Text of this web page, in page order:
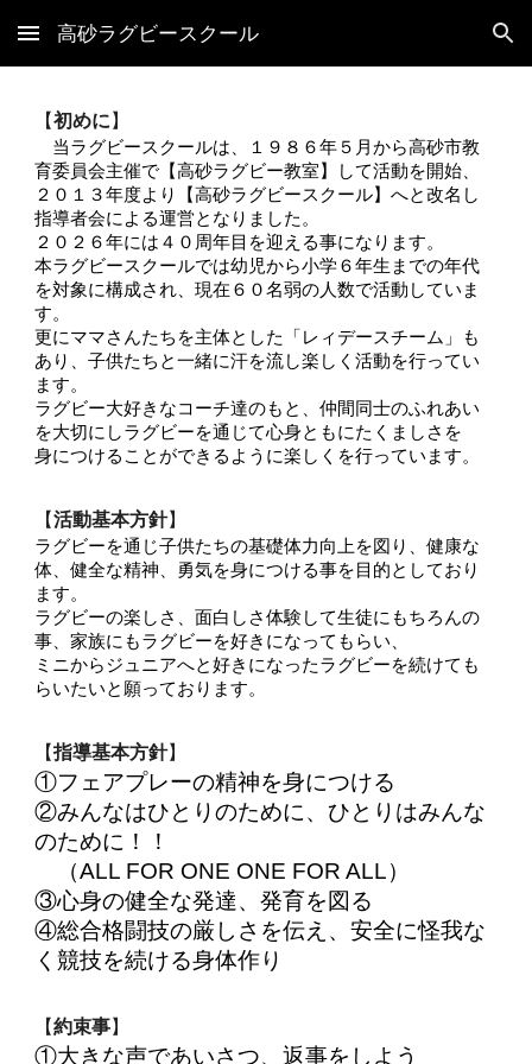
Skip to main content Skip to navigation
高砂ラグビースクール
【初めに】
当ラグビースクールは、１９８６年５月から高砂市教
育委員会主催で【高砂ラグビー教室】して活動を開始、
２０１３年度より【高砂ラグビースクール】へと改名し
指導者会による運営となりました。
２０２６年には４０周年目を迎える事になります。
本ラグビースクールでは幼児から小学６年生までの年代
を対象に構成され、現在６０名弱の人数で活動していま
す。
更にママさんたちを主体とした「レィデースチーム」も
あり、子供たちと一緒に汗を流し楽しく活動を行ってい
ます。
ラグビー大好きなコーチ達のもと、仲間同士のふれあい
を大切にしラグビーを通じて心身ともにたくましさを
身につけることができるように楽しくを行っています。
【活動基本方針】
ラグビーを通じ子供たちの基礎体力向上を図り、健康な
体、健全な精神、勇気を身につける事を目的としており
ます。
ラグビーの楽しさ、面白しさ体験して生徒にもちろんの
事、家族にもラグビーを好きになってもらい、
ミニからジュニアへと好きになったラグビーを続けても
らいたいと願っております。
【指導基本方針】
①フェアプレーの精神を身につける
②みんなはひとりのために、ひとりはみんな
のために！！
（ALL FOR ONE ONE FOR ALL）
③心身の健全な発達、発育を図る
④総合格闘技の厳しさを伝え、安全に怪我な
く競技を続ける身体作り
【約束事】
①大きな声であいさつ、返事をしよう